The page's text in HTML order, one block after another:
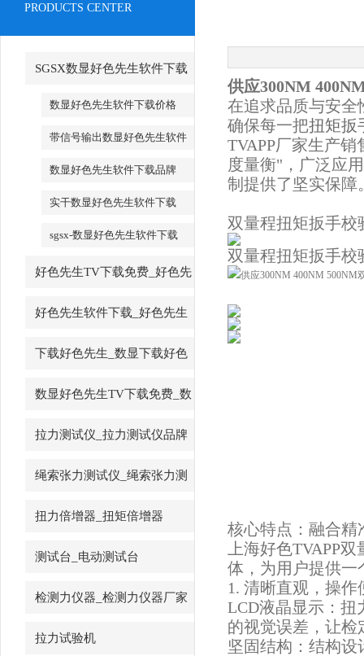
PRODUCTS CENTER
SGSX数显好色先生软件下载
_SGSX数显好色先生软件下载
数显好色先生软件下载价格
带信号输出数显好色先生软件
下载
数显好色先生软件下载品牌
实干数显好色先生软件下载
sgsx-数显好色先生软件下载
好色先生TV下载免费_好色先
生TV下载免费厂家
好色先生软件下载_好色先生
软件下载厂家
下载好色先生_数显下载好色
先生
数显好色先生TV下载免费_数
字好色先生TV下载免费
拉力测试仪_拉力测试仪品牌
绳索张力测试仪_绳索张力测
试仪
扭力倍增器_扭矩倍增器
测试台_电动测试台
检测力仪器_检测力仪器厂家
拉力试验机
供应300NM
在追求品质与安全
确保每一把扭矩扳
TVAPP厂家生产销
度量衡"，广泛应
制提供了坚实保障
双量程扭矩扳手校
双量程扭矩扳手校
核心特点：融
上海好色TVAPP
体，为用户提供
1. 清晰直观，操
LCD液晶显示：
的视觉误差，让检
坚固结构：结构